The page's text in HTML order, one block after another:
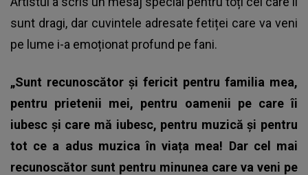
sunt dragi, dar cuvintele adresate fetiței care va veni
pe lume i-a emoționat profund pe fani.
„Sunt recunoscător și fericit pentru familia mea,
pentru prietenii mei, pentru oamenii pe care îi
iubesc și care mă iubesc, pentru muzică și pentru
tot ce a adus muzica în viața mea! Dar cel mai
recunoscător sunt pentru minunea care va veni pe